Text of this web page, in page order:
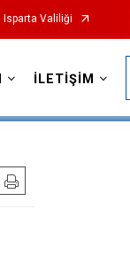
Isparta Valiliği
İLETİŞİM